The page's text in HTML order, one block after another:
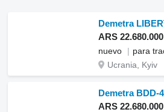
Demetra
ARS 22.680.000
nuevo
para
Ucrania, Kyiv
Demetra BDD-
ARS 22.680.000